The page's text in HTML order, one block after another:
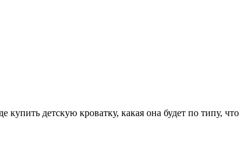
детскую кроватку, какая она будет по типу, что